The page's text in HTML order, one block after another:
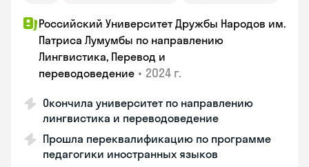
Российский Университет Дружбы Народов им.
Патриса Лумумбы по направлению
Лингвистика, Перевод и
переводоведение • 2024 г.
Окончила университет по направлению
лингвистика и переводоведение
Прошла переквалификацию по программе
педагогики иностранных языков